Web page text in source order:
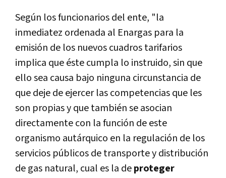
Según los funcionarios del ente, "la
inmediatez ordenada al Enargas para la
emisión de los nuevos cuadros tarifarios
implica que éste cumpla lo instruido, sin que
ello sea causa bajo ninguna circunstancia de
que deje de ejercer las competencias que les
son propias y que también se asocian
directamente con la función de este
organismo autárquico en la regulación de los
servicios públicos de transporte y distribución
de gas natural, cual es la deproteger